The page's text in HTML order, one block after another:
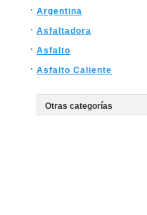
Argentina
Asfaltadora
Asfalto
Asfalto Caliente